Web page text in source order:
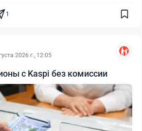
1
2026 г., 12:05
с Kaspi без комиссии